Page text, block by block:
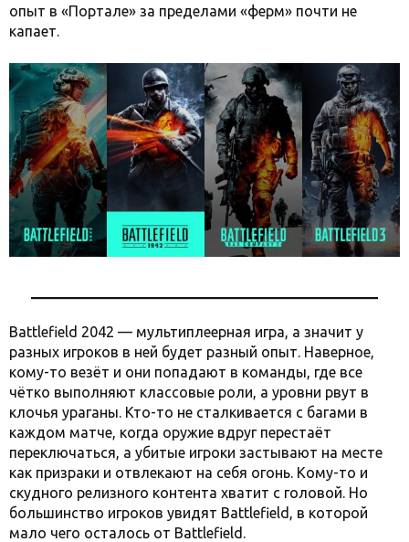
опыт в «Портале» за пределами «ферм» почти не
капает.
Battlefield 2042 — мультиплеерная игра, а значит у
разных игроков в ней будет разный опыт. Наверное,
кому-то везёт и они попадают в команды, где все
чётко выполняют классовые роли, а уровни рвут в
клочья ураганы. Кто-то не сталкивается с багами в
каждом матче, когда оружие вдруг перестаёт
переключаться, а убитые игроки застывают на месте
как призраки и отвлекают на себя огонь. Кому-то и
скудного релизного контента хватит с головой. Но
большинство игроков увидят Battlefield, в которой
мало чего осталось от Battlefield.